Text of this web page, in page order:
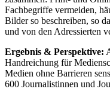
Fachbegriffe vermeiden,
Bilder so beschreiben, so
und von den Adressierten
Ergebnis & Perspektive:
Handreichung für
Medien ohne Barrieren
600 Journalistinnen und